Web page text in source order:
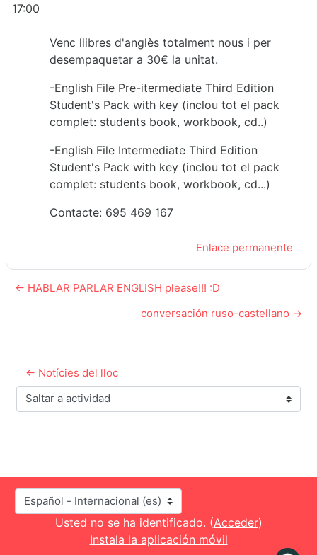
17:00
Venc llibres d'anglès totalment nous i per
desempaquetar a 30€ la unitat.
-English File Pre-itermediate Third Edition
Student's Pack with key (inclou tot el pack
complet: students book, workbook, cd..)
-English File Intermediate Third Edition
Student's Pack with key (inclou tot el pack
complet: students book, workbook, cd...)
Contacte: 695 469 167
Enlace permanente
← HABLAR PARLAR ENGLISH please!!! :D
conversación ruso-castellano →
← Notícies del lloc
Saltar a actividad
Idioma
Usted no se ha identificado. (Acceder)
Instala la aplicación móvil